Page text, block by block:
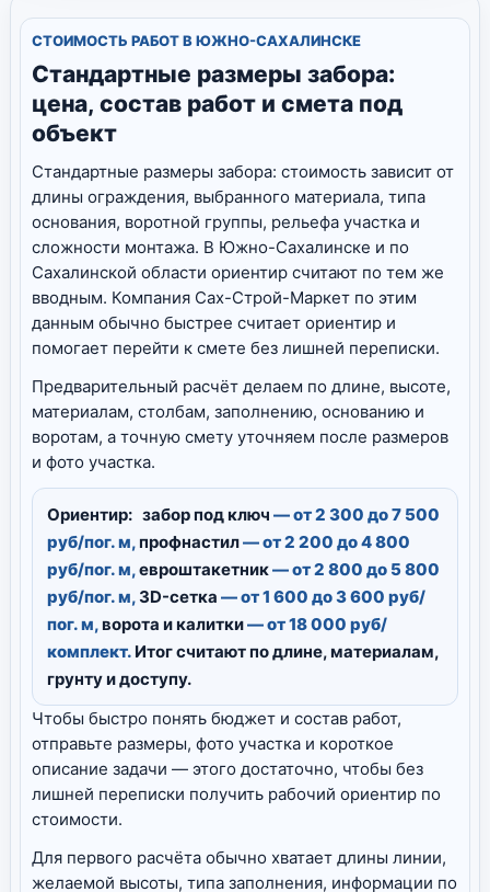
СТОИМОСТЬ РАБОТ В ЮЖНО-САХАЛИНСКЕ
Стандартные размеры забора:
цена, состав работ и смета под
объект
Стандартные размеры забора: стоимость зависит от
длины ограждения, выбранного материала, типа
основания, воротной группы, рельефа участка и
сложности монтажа. В Южно-Сахалинске и по
Сахалинской области ориентир считают по тем же
вводным. Компания Сах-Строй-Маркет по этим
данным обычно быстрее считает ориентир и
помогает перейти к смете без лишней переписки.
Предварительный расчёт делаем по длине, высоте,
материалам, столбам, заполнению, основанию и
воротам, а точную смету уточняем после размеров
и фото участка.
Ориентир: забор под ключ — от 2 300 до 7 500
руб/пог. м,профнастил— от 2 200 до 4 800
руб/пог. м,евроштакетник— от 2 800 до 5 800
руб/пог. м, 3D-сетка — от 1 600 до 3 600 руб/
пог. м,ворота и калитки— от 18 000 руб/
комплект. Итог считают по длине, материалам,
грунту и доступу.
Чтобы быстро понять бюджет и состав работ,
отправьте размеры, фото участка и короткое
описание задачи — этого достаточно, чтобы без
лишней переписки получить рабочий ориентир по
стоимости.
Для первого расчёта обычно хватает длины линии,
желаемой высоты, типа заполнения, информации по